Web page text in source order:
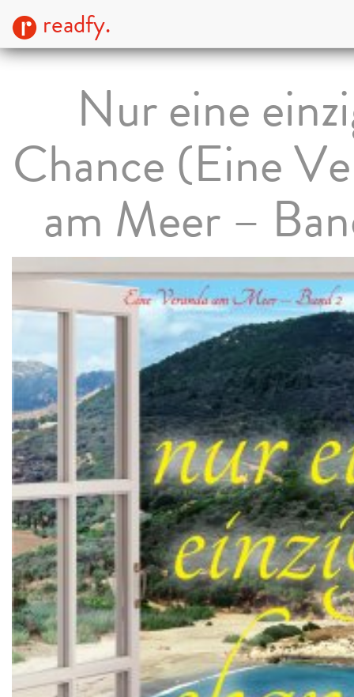
readfy.
Nur eine
Chance (Eine
am Meer –